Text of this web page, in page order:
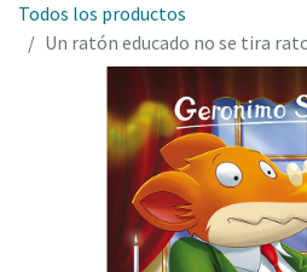
Todos los productos
Un ratón educado no se tira